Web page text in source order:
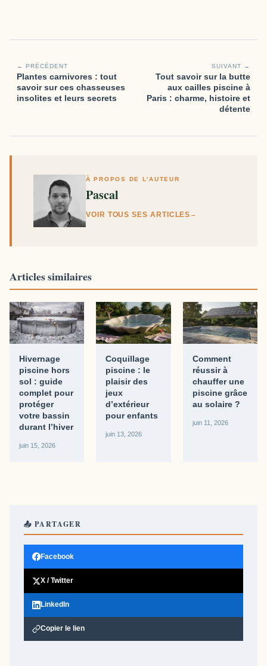
← PRÉCÉDENT
Plantes carnivores : tout
savoir sur ces chasseuses
insolites et leurs secrets
SUIVANT →
Tout savoir sur la butte
aux cailles piscine​ à
Paris : charme, histoire et
détente
À PROPOS DE L'AUTEUR
Pascal
VOIR TOUS SES ARTICLES →
Articles similaires
Hivernage
piscine hors
sol : guide
complet pour
protéger
votre bassin
durant l’hiver
juin 15, 2026
Coquillage
piscine : le
plaisir des
jeux
d’extérieur
pour enfants
juin 13, 2026
Comment
réussir à
chauffer une
piscine grâce
au solaire ?
juin 11, 2026
📤 PARTAGER
Facebook
X / Twitter
LinkedIn
Copier le lien